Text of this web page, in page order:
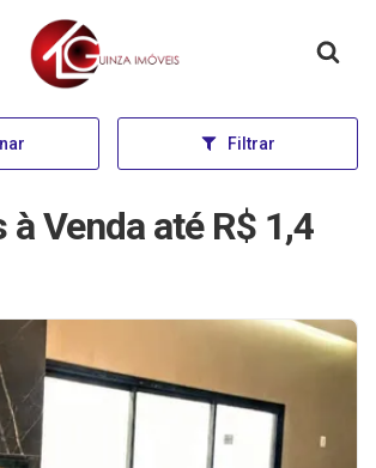
Página inicial
Filtrar
à Venda até R$ 1,4